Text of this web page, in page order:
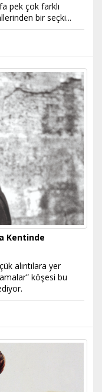
pek çok farklı
bir seçki...
Kentinde
alıntılara yer
köşesi bu